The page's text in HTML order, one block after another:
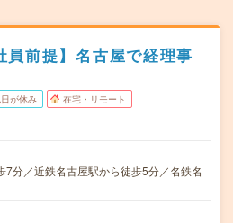
前提】名古屋で経理事
が休み 在宅・リモート
7分／近鉄名古屋駅から徒歩5分／名鉄名